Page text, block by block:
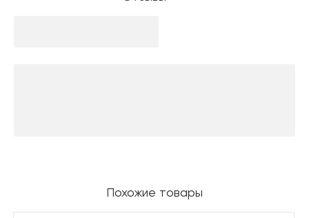
Похожие товары